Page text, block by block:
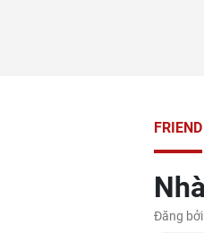
FRIEND
Đăng bởi